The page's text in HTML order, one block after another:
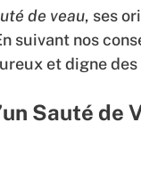
de veau, ses
suivant nos
et digne
Sauté de